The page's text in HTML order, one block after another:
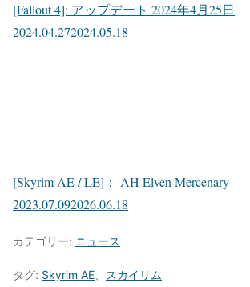
[Fallout 4]: アップデート 2024年4月25日
2024.04.272024.05.18
[Skyrim AE / LE]： AH Elven Mercenary
2023.07.092026.06.18
カテゴリー: ニュース
タグ: Skyrim AE スカイリム